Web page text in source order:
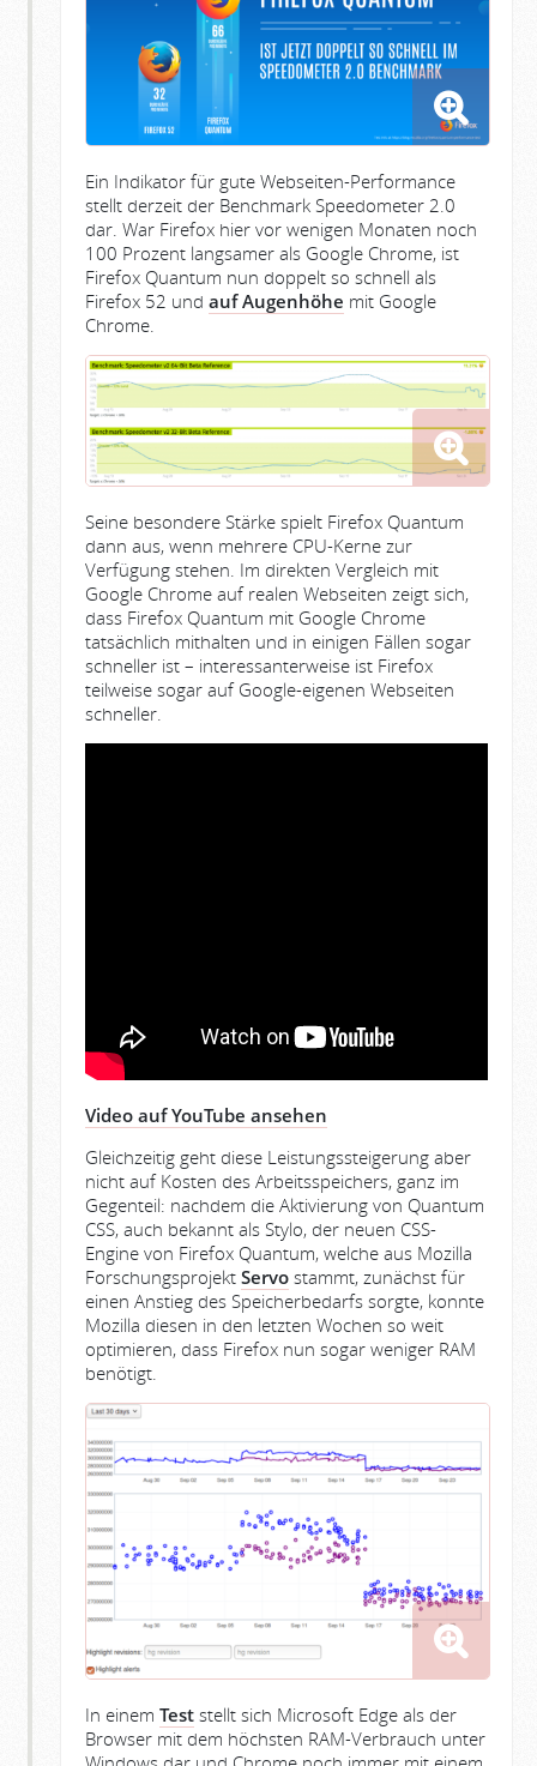
Ein Indikator für gute Webseiten-Performance
stellt derzeit der Benchmark Speedometer 2.0
dar. War Firefox hier vor wenigen Monaten noch
100 Prozent langsamer als Google Chrome, ist
Firefox Quantum nun doppelt so schnell als
Firefox 52 und auf Augenhöhe mit Google
Chrome.
Seine besondere Stärke spielt Firefox Quantum
dann aus, wenn mehrere CPU-Kerne zur
Verfügung stehen. Im direkten Vergleich mit
Google Chrome auf realen Webseiten zeigt sich,
dass Firefox Quantum mit Google Chrome
tatsächlich mithalten und in einigen Fällen sogar
schneller ist – interessanterweise ist Firefox
teilweise sogar auf Google-eigenen Webseiten
schneller.
Video auf YouTube ansehen
Gleichzeitig geht diese Leistungssteigerung aber
nicht auf Kosten des Arbeitsspeichers, ganz im
Gegenteil: nachdem die Aktivierung von Quantum
CSS, auch bekannt als Stylo, der neuen CSS-
Engine von Firefox Quantum, welche aus Mozilla
Forschungsprojekt Servo stammt, zunächst für
einen Anstieg des Speicherbedarfs sorgte, konnte
Mozilla diesen in den letzten Wochen so weit
optimieren, dass Firefox nun sogar weniger RAM
benötigt.
In einem Test stellt sich Microsoft Edge als der
Browser mit dem höchsten RAM-Verbrauch unter